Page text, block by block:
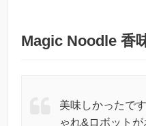
Magic Noodle 香
美味しかったで
ゃれ&ロボット